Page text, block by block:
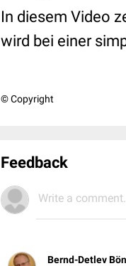
In diesem Video
wird bei einer
© Copyright
Feedback
Write a
Bernd-Detlev